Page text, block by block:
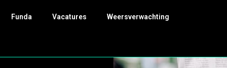
Funda Vacatures Weersverwachting